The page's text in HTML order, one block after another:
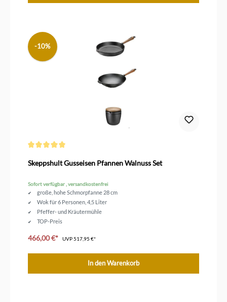
-10%
Skeppshult Gusseisen Pfannen Walnuss Set
Sofort verfügbar , versandkostenfrei
große, hohe Schmorpfanne 28 cm
Wok für 6 Personen, 4,5 Liter
Pfeffer- und Kräutermühle
TOP-Preis
466,00 €* UVP 517,95 €*
In den Warenkorb